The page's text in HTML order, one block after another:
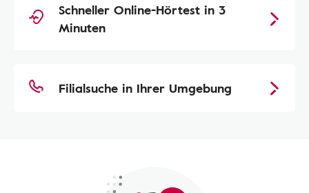
Schneller Online-Hörtest in 3
Minuten
Filialsuche in Ihrer Umgebung